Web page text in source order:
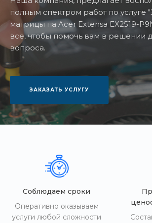
полным спектром работ по услуге
матрицы на Acer Extensa EX2519-
все, чтобы помочь вам в решении
вопроса.
ЗАКАЗАТЬ УСЛУГУ
Соблюдаем сроки
Оперативно оказываем
услуги любой сложности